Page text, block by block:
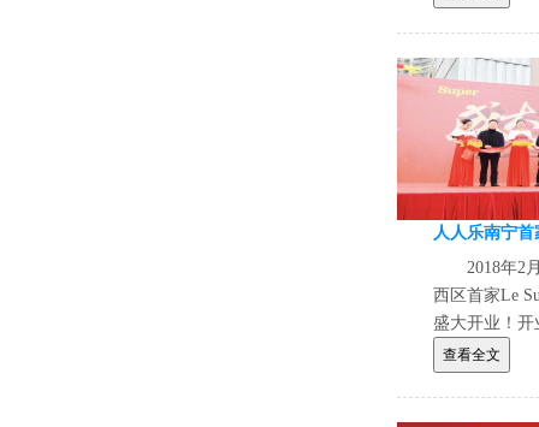
一。
2018年2
西区首家Le
盛大开业！
声欢乐！卖
查看全文